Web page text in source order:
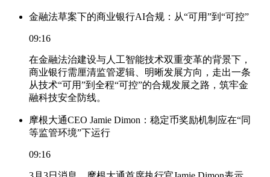
金融法草案下的商业银行AI合规：从“可用”到“可控”
09:16
在金融法治建设与人工智能技术双重变革的背景下，
商业银行需厘清监管逻辑、明晰发展方向，走出一条
从技术“可用”到全程“可控”的合规发展之路，筑牢金
融科技安全防线。
摩根大通CEO Jamie Dimon：稳定币奖励机制应在“同
等监管环境”下运行
09:16